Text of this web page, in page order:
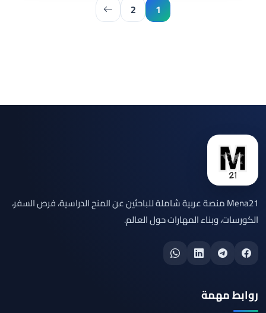
1
2
Mena21 منصة عربية شاملة للباحثين عن المنح الدراسية، فرص السفر،
الكورسات، وبناء المهارات حول العالم.
روابط مهمة